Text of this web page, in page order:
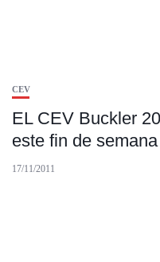
CEV
EL CEV Buckler
este fin de
17/11/2011